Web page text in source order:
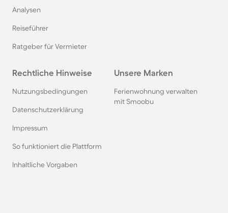
Ferienhäuser mit Pool in Berlin
Ferienhäuser mit Pool auf Texel
Ferienhäuser mit Pool in Oberstdorf
Analysen
Reiseführer
Ratgeber für Vermieter
Rechtliche Hinweise
Nutzungsbedingungen
Datenschutzerklärung
Impressum
So funktioniert die Plattform
Inhaltliche Vorgaben
Unsere Marken
Ferienwohnung verwalten
mit Smoobu